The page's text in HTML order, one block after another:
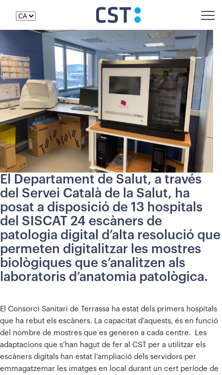
El Departament de Salut, a través
del Servei Català de la Salut, ha
posat a disposició de 13 hospitals
del SISCAT 24 escàners de
patologia digital d’alta resolució que
permeten digitalitzar les mostres
biològiques que s’analitzen als
laboratoris d’anatomia patològica.
El Consorci Sanitari de Terrassa ha estat dels primers hospitals
que ha rebut els escàners. La capacitat d’aquests, és en funció
del nombre de mostres que es generen a cada centre. Les
adaptacions que s’han hagut de fer al CST per a utilitzar els
escàners digitals han estat l’ampliació dels servidors per
emmagatzemar les imatges en local durant un cert període de